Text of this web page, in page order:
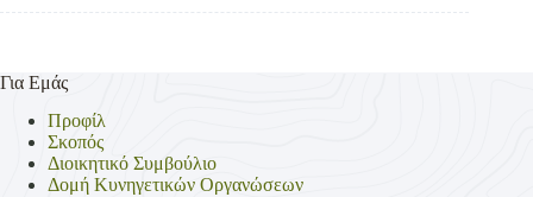
Για Εμάς
Προφίλ
Σκοπός
Διοικητικό Συμβούλιο
Δομή Κυνηγετικών Οργανώσεων